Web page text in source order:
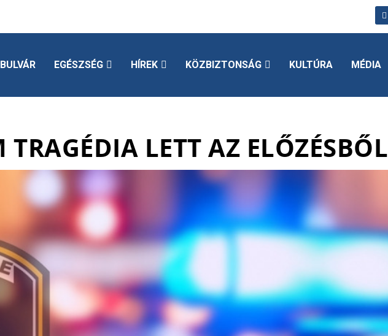
BULVÁR EGÉSZSÉG HÍREK KÖZBIZTONSÁG KULTÚRA MÉDIA
LETT AZ ELŐZÉSBŐL